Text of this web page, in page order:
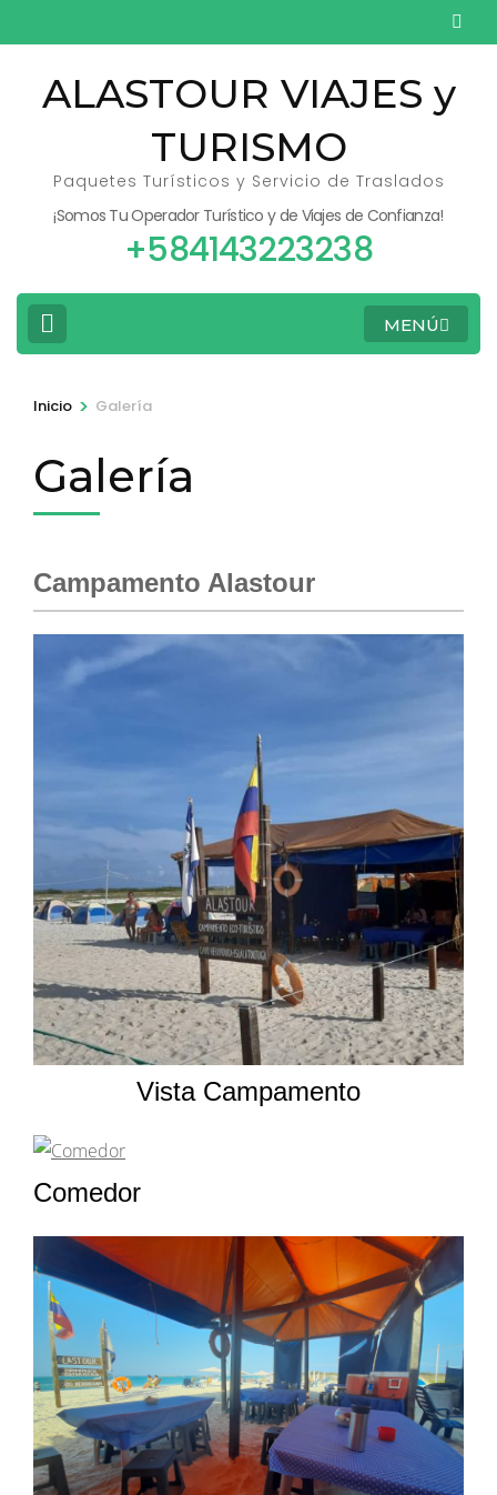
al
contenido
(presionaALASTOUR VIAJES y
TURISMO
Paquetes Turísticos y Servicio de Traslados
¡Somos Tu Operador Turístico y de Viajes de Confianza!
+584143223238
MENÚ
Inicio > Galería
Galería
Campamento Alastour
Vista Campamento
Comedor